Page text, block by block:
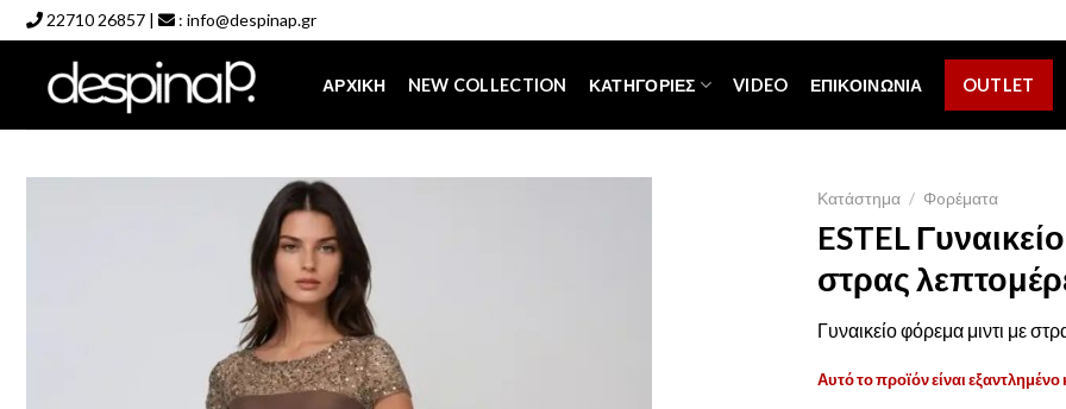
to
content
22710 26857 | : info@despinap.gr
ΑΡΧΙΚΉ NEW COLLECTION ΚΑΤΗΓΟΡΊΕΣ VIDEO ΕΠΙΚΟΙΝΩΝΊΑ OUTLET
Κατάστημα / Φoρέματα
ESTEL
στρας
Γυναικείο φόρεμα μιντι με
Αυτό το προϊόν είναι